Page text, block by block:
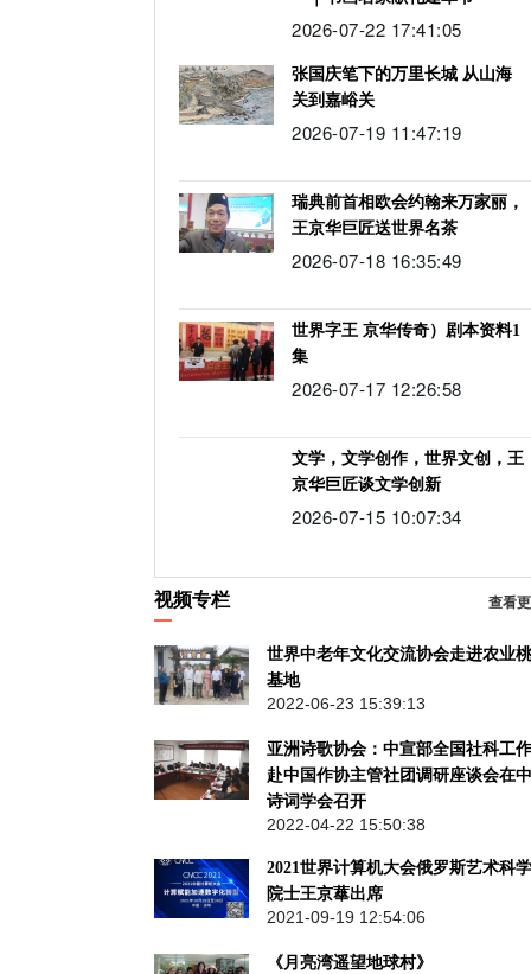
2026-07-22 17:41:05
张国庆笔下的万里长城 从山海
关到嘉峪关
2026-07-19 11:47:19
瑞典前首相欧会约翰来万家丽，
王京华巨匠送世界名茶
2026-07-18 16:35:49
世界字王 京华传奇）剧本资料1
集
2026-07-17 12:26:58
文学，文学创作，世界文创，王
京华巨匠谈文学创新
2026-07-15 10:07:34
视频专栏 查看
世界中老年文化交流协会走进农业
基地
2022-06-23 15:39:13
亚洲诗歌协会：中宣部全国社科工
赴中国作协主管社团调研座谈会在
诗词学会召开‍
2022-04-22 15:50:38
2021世界计算机大会俄罗斯艺术科
院士王京蕐出席
2021-09-19 12:54:06
《月亮湾遥望地球村》